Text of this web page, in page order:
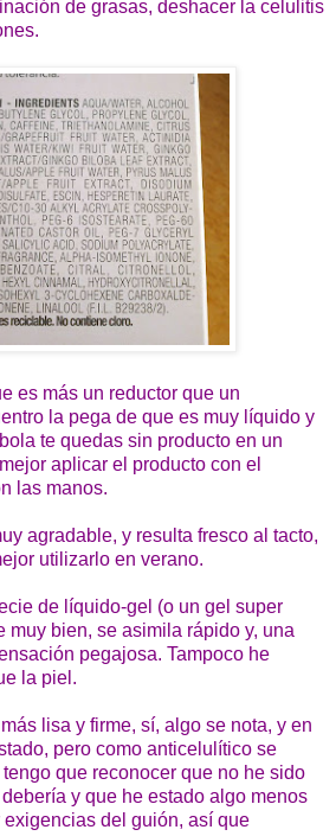
de grasas, deshacer la celulitis
es más un reductor que un
la pega de que es muy líquido y
te quedas sin producto en un
aplicar el producto con el
las manos.
agradable, y resulta fresco al tacto,
utilizarlo en verano.
de líquido-gel (o un gel super
muy bien, se asimila rápido y, una
pegajosa. Tampoco he
la piel.
lisa y firme, sí, algo se nota, y en
pero como anticelulítico se
que reconocer que no he sido
y que he estado algo menos
del guión, así que